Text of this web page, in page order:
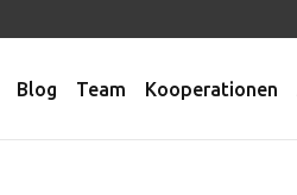
Blog Team Kooperationen